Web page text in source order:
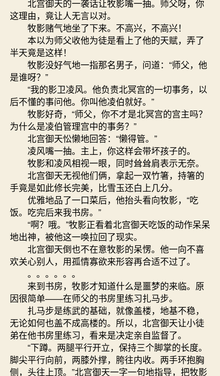
北宫御天的一袭话让牧影嘴一抽。师父呀，你
这理由，竟让人无言以对。
牧影赌气地坐了下来。不高兴，不高兴！
本以为师父收他为徒是看上了他的天赋，弄了
半天竟是这样！
牧影没好气地一指那名男子，问道：“师父，他
是谁呀？”
“我的影卫凌风。他负责北冥宫的一切事务，以
后不懂的事问他。你叫他凌伯就好。”
牧影好奇，“师父，你不才是北冥宫的宫主吗？
为什么是凌伯管理宫中的事务？”
北宫御天忪懒地回答：“懒得管。”
凌风嘴一抽。主上，你这样会带坏孩子的。
牧影和凌风相视一眼，同时耸耸肩表示无奈。
北宫御天无视他们俩，拿起一双竹箸，持箸的
手竟是如此修长完美，比雪玉还白上几分。
优雅地品了一口菜后，他抬头看向牧影，“吃
饭。吃完后来我书房。”
“啊？哦。”牧影正看着北宫御天吃饭的动作呆呆
地出神，被他这一唤拉回了现实。
北宫御天倒也不在意牧影的呆愣。他一向不喜
欢关心别人，用孤情寡欲来形容再合适不过了。
。。。。。。
来到书房，牧影才知道什么是噩梦的来临。原
因很简单——在师父的书房里练习扎马步。
扎马步是练武的基础，就像盖楼，地基不稳，
无论如何也盖不成高楼的。所以，北宫御天让小徒
弟在他书房里练习，看来是决定亲自监督了。
“下蹲。两腿平行开立，保持三个脚掌的长度。
脚尖平行向前，两膝外撑，胯往内收。两手环抱胸
侧，头往上顶。”北宫御天一字一句地指导，把牧影